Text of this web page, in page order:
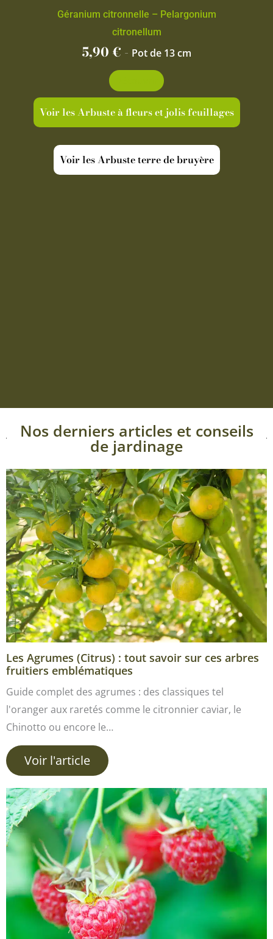
Géranium citronnelle – Pelargonium
citronellum
5,90€ - Pot de 13 cm
Voir les Arbuste à fleurs et jolis feuillages
Voir les Arbuste terre de bruyère
Nos derniers articles et conseils
de jardinage
Les Agrumes (Citrus) : tout savoir sur ces arbres
fruitiers emblématiques
Guide complet des agrumes : des classiques tel
l'oranger aux raretés comme le citronnier caviar, le
Chinotto ou encore le…
Voir l'article